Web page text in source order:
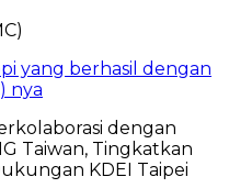
yang berhasil dengan
nya